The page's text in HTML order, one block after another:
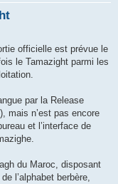
officielle est prévue le
le Tamazight parmi les
par la Release
mais n’est pas encore
et l’interface de
du Maroc, disposant
l’alphabet berbère,